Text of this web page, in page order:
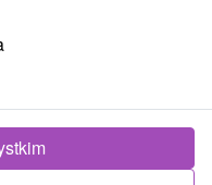
miejscowości
karnetami
I Kolacja
karnety